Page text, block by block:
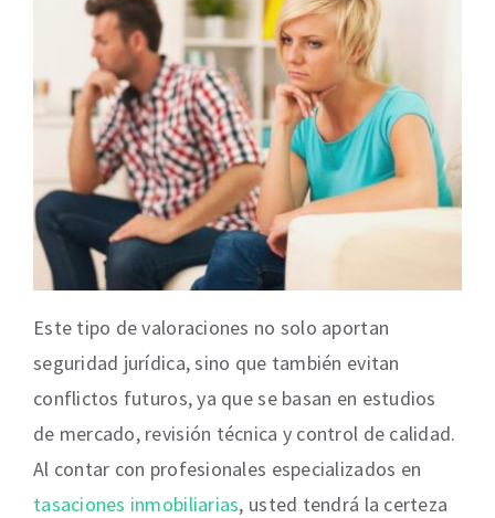
Este tipo de valoraciones no solo aportan
seguridad jurídica, sino que también evitan
conflictos futuros, ya que se basan en estudios
de mercado, revisión técnica y control de calidad.
Al contar con profesionales especializados en
tasaciones inmobiliarias, usted tendrá la certeza